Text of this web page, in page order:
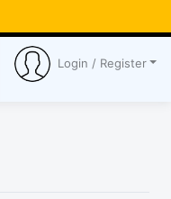
Login / Register